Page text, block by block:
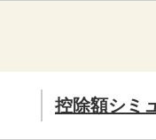
控除額シミ